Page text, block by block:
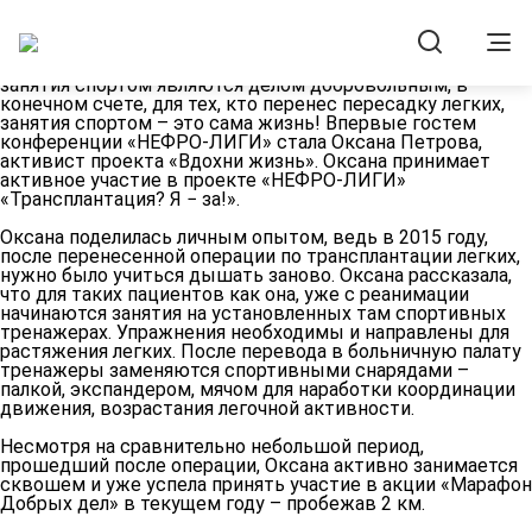
Спорт – это жизнь!
занятия спортом являются делом добровольным, в
конечном счете, для тех, кто перенес пересадку легких,
занятия спортом – это сама жизнь! Впервые гостем
конференции «НЕФРО-ЛИГИ» стала Оксана Петрова,
активист проекта «Вдохни жизнь». Оксана принимает
активное участие в проекте «НЕФРО-ЛИГИ»
«Трансплантация? Я − за!».
Оксана поделилась личным опытом, ведь в 2015 году,
после перенесенной операции по трансплантации легких,
нужно было учиться дышать заново. Оксана рассказала,
что для таких пациентов как она, уже с реанимации
начинаются занятия на установленных там спортивных
тренажерах. Упражнения необходимы и направлены для
растяжения легких. После перевода в больничную палату
тренажеры заменяются спортивными снарядами –
палкой, экспандером, мячом для наработки координации
движения, возрастания легочной активности.
Несмотря на сравнительно небольшой период,
прошедший после операции, Оксана активно занимается
сквошем и уже успела принять участие в акции «Марафон
Добрых дел» в текущем году – пробежав 2 км.